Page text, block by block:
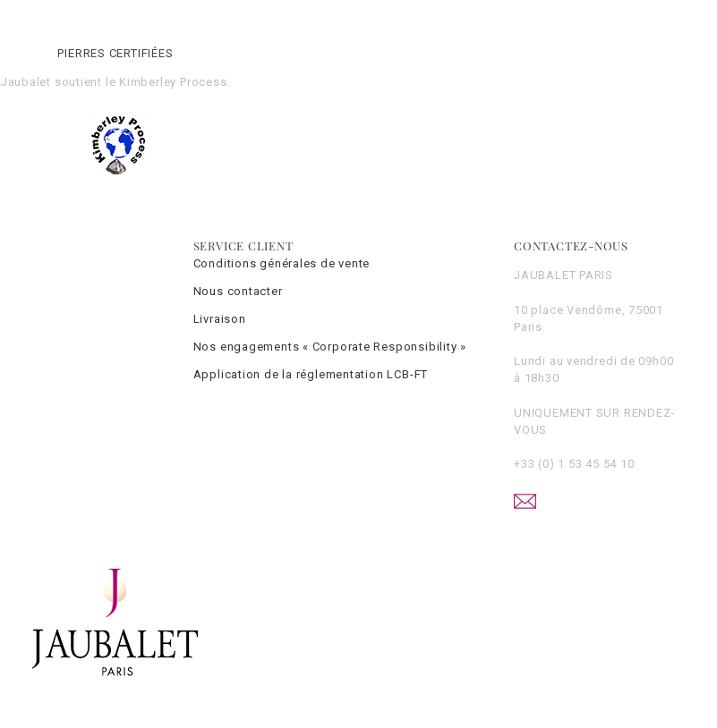
PIERRES CERTIFIÉES
Jaubalet soutient le Kimberley Process.
SERVICE CLIENT
Conditions générales de vente
Nous contacter
Livraison
Nos engagements « Corporate Responsibility »
Application de la réglementation LCB-FT
CONTACTEZ-NOUS
JAUBALET PARIS
10 place Vendôme, 75001
Paris
Lundi au vendredi de 09h00
à 18h30
UNIQUEMENT SUR RENDEZ-
VOUS
+33 (0) 1 53 45 54 10